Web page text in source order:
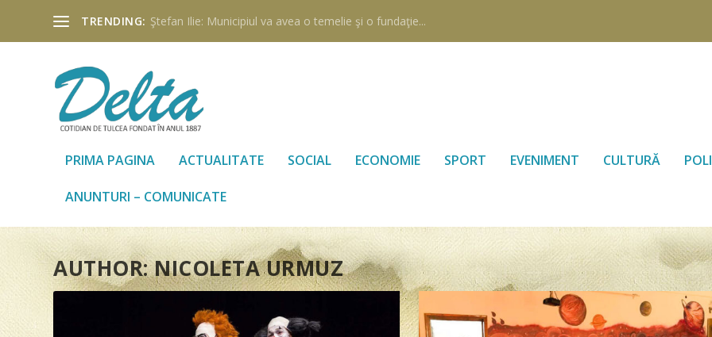
TRENDING: Ştefan Ilie: Municipiul va avea o temelie şi o fundaţie...
PRIMA PAGINA ACTUALITATE SOCIAL ECONOMIE SPORT EVENIMENT CULTURĂ
ANUNTURI – COMUNICATE
AUTHOR:NICOLETA URMUZ